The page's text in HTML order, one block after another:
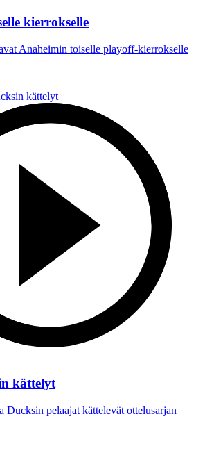
kierrokselle
Anaheimin toiselle playoff-kierrokselle
kättelyt
pelaajat kättelevät ottelusarjan